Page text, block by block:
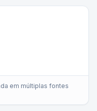
em múltiplas fontes